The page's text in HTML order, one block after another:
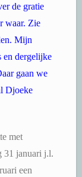
de gratie
waar. Zie
Mijn
en dergelijke
gaan we
Djoeke
met
31 januari j.l.
een